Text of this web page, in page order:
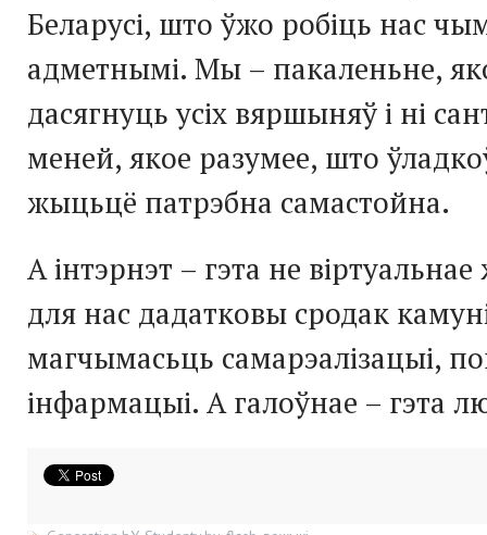
Беларусі, што ўжо робіць нас
адметнымі. Мы – пакаленьне,
дасягнуць усіх вяршыняў і ні
меней, якое разумее, што
жыцьцё патрэбна самастойна.
А інтэрнэт – гэта не
для нас дадатковы сродак
магчымасьць самарэалізацыі,
інфармацыі. А галоўнае – гэта